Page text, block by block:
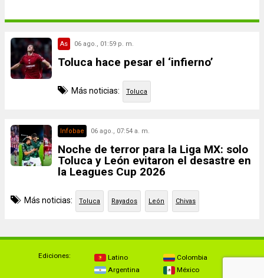
As 06 ago., 01:59 p. m.
Toluca hace pesar el ‘infierno’
Más noticias: Toluca
Infobae 06 ago., 07:54 a. m.
Noche de terror para la Liga MX: solo
Toluca y León evitaron el desastre en
la Leagues Cup 2026
Más noticias: Toluca Rayados León Chivas
Ediciones:
Latino
Argentina
Colombia
México